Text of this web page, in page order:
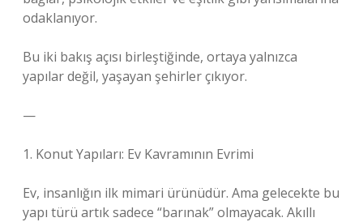
odaklanıyor.
Bu iki bakış açısı birleştiğinde, ortaya yalnızca
yapılar değil, yaşayan şehirler çıkıyor.
—
1. Konut Yapıları: Ev Kavramının Evrimi
Ev, insanlığın ilk mimari ürünüdür. Ama gelecekte bu
yapı türü artık sadece “barınak” olmayacak. Akıllı